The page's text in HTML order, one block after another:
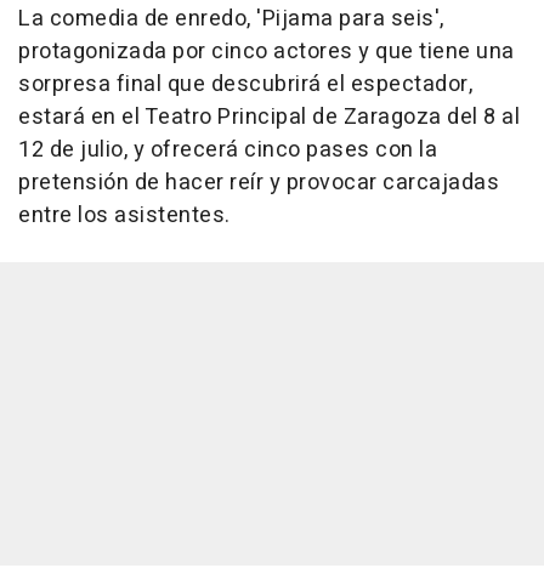
La comedia de enredo, 'Pijama para seis',
protagonizada por cinco actores y que tiene una
sorpresa final que descubrirá el espectador,
estará en el Teatro Principal de Zaragoza del 8 al
12 de julio, y ofrecerá cinco pases con la
pretensión de hacer reír y provocar carcajadas
entre los asistentes.